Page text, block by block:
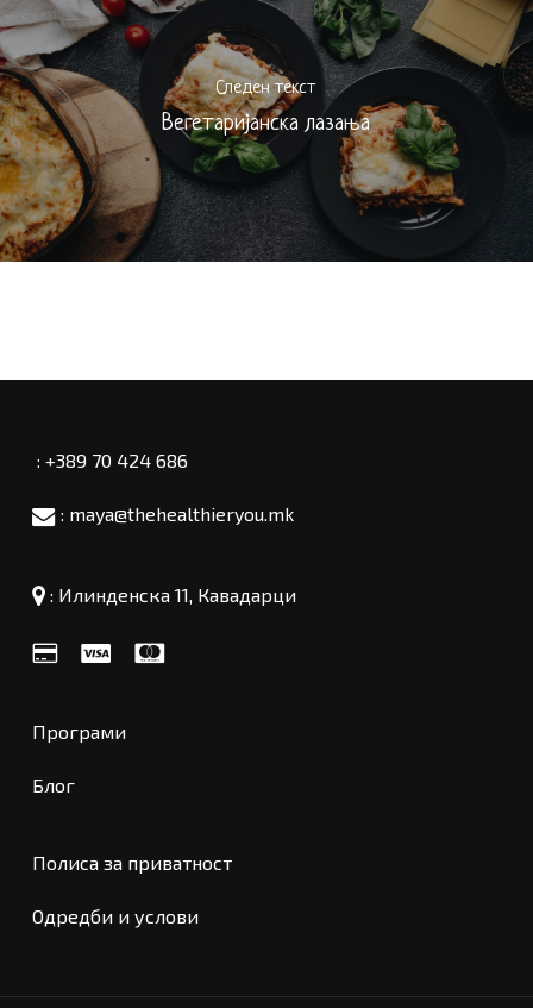
Меѓузбир:
Следен текст
Вегетаријанска лазања
: +389 70 424 686
: maya@thehealthieryou.mk
: Илинденска 11, Кавадарци
Програми
Блог
Полиса за приватност
Одредби и услови